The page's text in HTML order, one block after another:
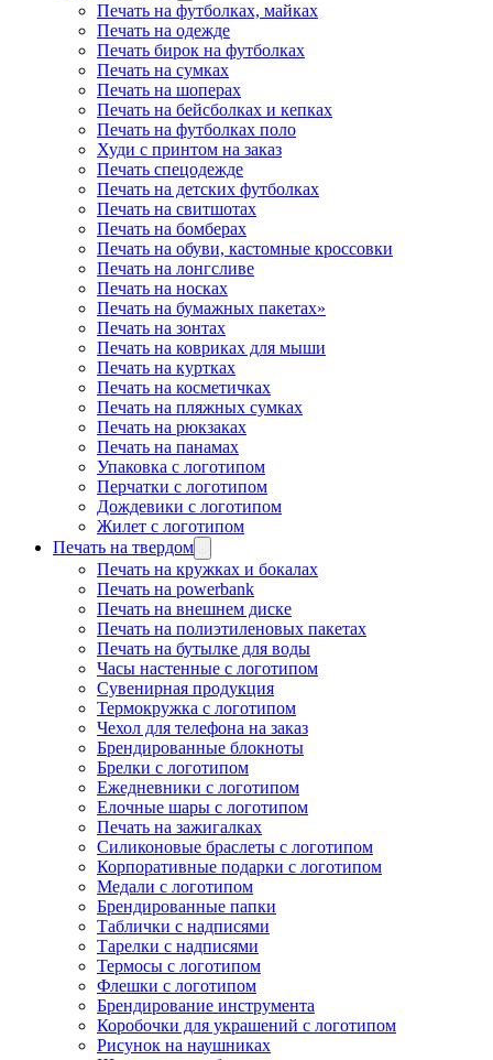
Печать на футболках, майках
Печать на одежде
Печать бирок на футболках
Печать на сумках
Печать на шоперах
Печать на бейсболках и кепках
Печать на футболках поло
Худи с принтом на заказ
Печать спецодежде
Печать на детских футболках
Печать на свитшотах
Печать на бомберах
Печать на обуви, кастомные кроссовки
Печать на лонгсливе
Печать на носках
Печать на бумажных пакетах»
Печать на зонтах
Печать на ковриках для мыши
Печать на куртках
Печать на косметичках
Печать на пляжных сумках
Печать на рюкзаках
Печать на панамах
Упаковка с логотипом
Перчатки с логотипом
Дождевики с логотипом
Жилет с логотипом
Печать на твердом
Печать на кружках и бокалах
Печать на powerbank
Печать на внешнем диске
Печать на полиэтиленовых пакетах
Печать на бутылке для воды
Часы настенные с логотипом
Сувенирная продукция
Термокружка с логотипом
Чехол для телефона на заказ
Брендированные блокноты
Брелки с логотипом
Ежедневники с логотипом
Елочные шары с логотипом
Печать на зажигалках
Силиконовые браслеты с логотипом
Корпоративные подарки с логотипом
Медали с логотипом
Брендированные папки
Таблички с надписями
Тарелки с надписями
Термосы с логотипом
Флешки с логотипом
Брендирование инструмента
Коробочки для украшений с логотипом
Рисунок на наушниках